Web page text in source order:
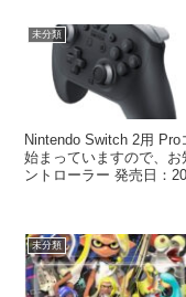
未分類
Nintendo Switch 2用
始まっていますので、
ントローラー 発売日：
未分類